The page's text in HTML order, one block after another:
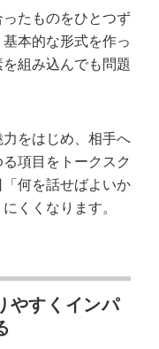
ったものをひとつず
本的な形式を作っ
組み込んでも問題
をはじめ、相手へ
項目をトークスク
何を話せばよいか
くくなります。
やすくインパ